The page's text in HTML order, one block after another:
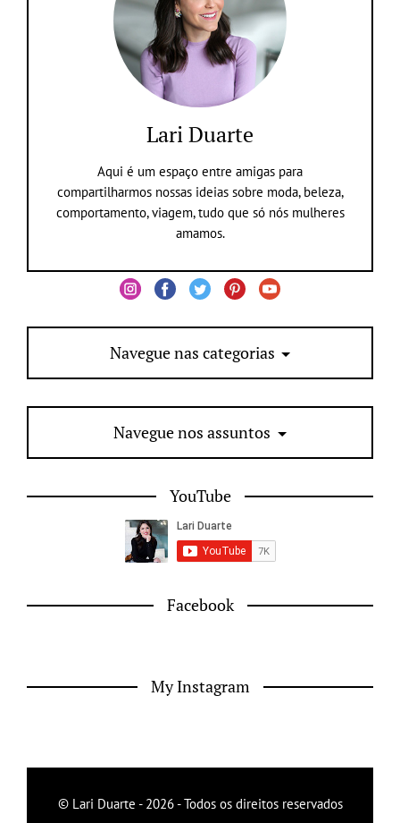
Lari Duarte
Aqui é um espaço entre amigas para
compartilharmos nossas ideias sobre moda, beleza,
comportamento, viagem, tudo que só nós mulheres
amamos.
Navegue nas categorias
Navegue nos assuntos
YouTube
Facebook
My Instagram
© Lari Duarte - 2026 - Todos os direitos reservados